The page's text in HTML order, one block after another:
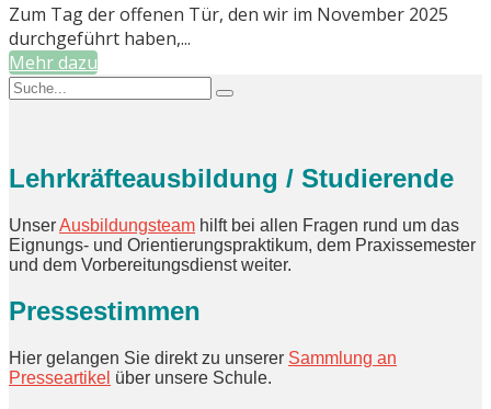
Zum Tag der offenen Tür, den wir im November 2025
durchgeführt haben,...
Mehr dazu
Lehrkräfteausbildung / Studierende
UnserAusbildungsteam hilft bei allen Fragen rund um das
Eignungs- und Orientierungspraktikum, dem Praxissemester
und dem Vorbereitungsdienst weiter.
Pressestimmen
Hier gelangen Sie direkt zu unserer Sammlung an
Presseartikel über unsere Schule.